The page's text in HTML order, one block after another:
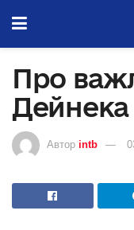
Про
Дейнека
Автор intb